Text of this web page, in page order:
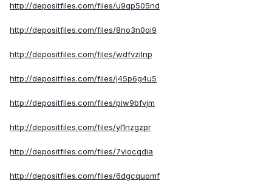
http://depositfiles.com/files/u9qp505nd
http://depositfiles.com/files/8no3n0oi9
http://depositfiles.com/files/wdfvzilnp
http://depositfiles.com/files/j45p6g4u5
http://depositfiles.com/files/piw9bfvjm
http://depositfiles.com/files/yl1nzgzpr
http://depositfiles.com/files/7vlocqdia
http://depositfiles.com/files/6dgcquomf